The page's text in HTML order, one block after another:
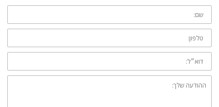
שם:
טלפון:
דוא״ל:
ההודעה
שלך: